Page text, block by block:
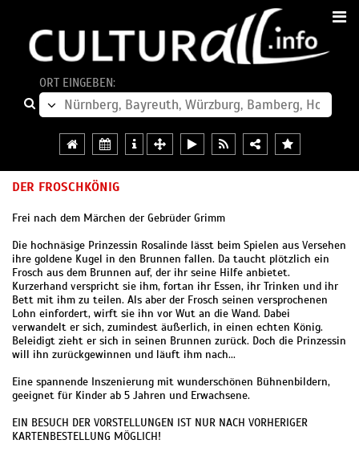
ORT EINGEBEN:
DER FROSCHKÖNIG
Frei nach dem Märchen der Gebrüder Grimm
Die hochnäsige Prinzessin Rosalinde lässt beim Spielen aus Versehen
ihre goldene Kugel in den Brunnen fallen. Da taucht plötzlich ein
Frosch aus dem Brunnen auf, der ihr seine Hilfe anbietet.
Kurzerhand verspricht sie ihm, fortan ihr Essen, ihr Trinken und ihr
Bett mit ihm zu teilen. Als aber der Frosch seinen versprochenen
Lohn einfordert, wirft sie ihn vor Wut an die Wand. Dabei
verwandelt er sich, zumindest äußerlich, in einen echten König.
Beleidigt zieht er sich in seinen Brunnen zurück. Doch die Prinzessin
will ihn zurückgewinnen und läuft ihm nach...
Eine spannende Inszenierung mit wunderschönen Bühnenbildern,
geeignet für Kinder ab 5 Jahren und Erwachsene.
EIN BESUCH DER VORSTELLUNGEN IST NUR NACH VORHERIGER
KARTENBESTELLUNG MÖGLICH!